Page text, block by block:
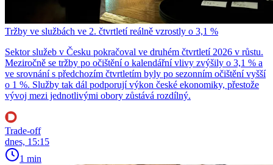
Tržby ve službách ve 2. čtvrtletí reálně vzrostly o 3,1 %
Sektor služeb v Česku pokračoval ve druhém čtvrtletí 2026 v růstu.
Meziročně se tržby po očištění o kalendářní vlivy zvýšily o 3,1 % a
ve srovnání s předchozím čtvrtletím byly po sezonním očištění vyšší
o 1 %. Služby tak dál podporují výkon české ekonomiky, přestože
vývoj mezi jednotlivými obory zůstává rozdílný.
Trade-off
dnes, 15:15
1 min